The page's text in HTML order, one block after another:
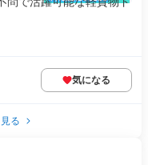
気になる
る